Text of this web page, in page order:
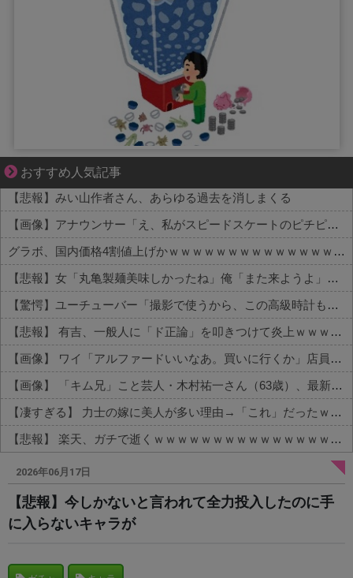
おすすめ人気記事
夫婦なのに、心が一番遠かった日々
【悲報】みい山作者さん、あらゆる過去を消しまくる
【画像】アナウンサー「え、私がスピードスケートのピチピチユニフォーム着るんですか…？ﾑﾁｨ！！」←これはお前らに刺さるやろw w w w w w w w
グラボ、国内価格4割値上げかｗｗｗｗｗｗｗｗｗｗｗｗｗｗｗｗ
【悲報】女「丸亀製麺美味しかったね」俺「また来ようよ」店員「お会計2380円になりまーす」→その後『こう』なったんだが俺悪くないよな？？？？？？？？
【驚愕】ユーチューバー「撮影で使うから、この高級時計も車もぜ～んぶ経費でタダ！ｗ」←まさかコレ本気にしてる奴なんておらんよな？よな？w w w w w w w w w w w
【悲報】 有吉、一般人に「ド正論」を叩きつけて炎上ｗｗｗｗｗｗｗｗ
【画像】 ワイ「アルファードいいなあ。買いに行くか」店員「ほいっ見積もりな！」ワイ「金額おかしくね？」←お前らもそう思うよな？？？？？
【画像】 「キム兄」こと芸人・木村祐一さん（63歳）、最新の松本人志さんとのツーショットが完全に別人だとネット騒然！ 「マジで誰かわからん」...
【凄すぎる】 力士の嫁に美人が多い理由→「これ」だったｗｗｗｗｗｗｗ
【悲報】 楽天、ガチで逝くｗｗｗｗｗｗｗｗｗｗｗｗｗｗｗｗｗｗｗｗ
Powered by livedoor 相互RSS
2026年06月17日
【悲報】今しかないと言われて全力投入したのに手
に入らないキャラが